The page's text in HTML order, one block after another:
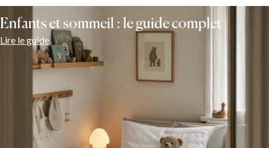
Enfants et sommeil : le guide complet
Lire le guide